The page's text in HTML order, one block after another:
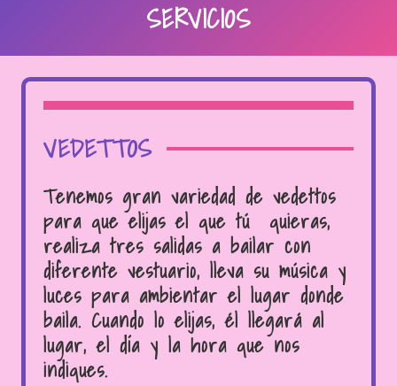
SERVICIOS
VEDETTOS
Tenemos gran variedad de vedettos
para que elijas el que tú quieras,
realiza tres salidas a bailar con
diferente vestuario, lleva su música y
luces para ambientar el lugar donde
baila. Cuando lo elijas, él llegará al
lugar, el día y la hora que nos
indiques.